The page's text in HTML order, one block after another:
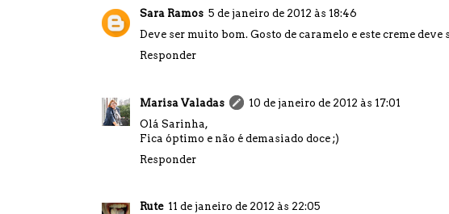
Sara Ramos 5 de janeiro de 2012 às 18:46
Deve ser muito bom. Gosto de caramelo e este creme deve
Responder
Marisa Valadas
10 de janeiro de 2012 às 17:01
Olá Sarinha,
Fica óptimo e não é demasiado doce ;)
Responder
Rute 11 de janeiro de 2012 às 22:05